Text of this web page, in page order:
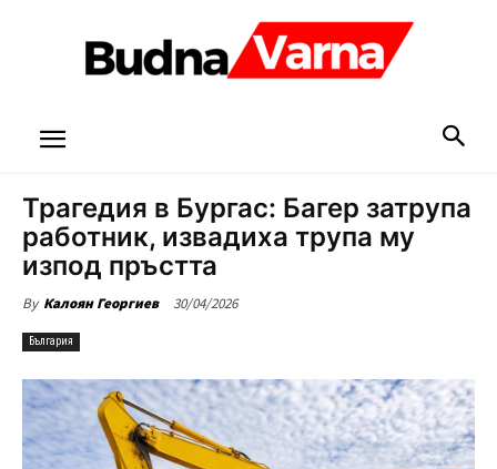
Трагедия в Бургас: Багер затрупа
работник, извадиха трупа му
изпод пръстта
By Калоян Георгиев 30/04/2026
България